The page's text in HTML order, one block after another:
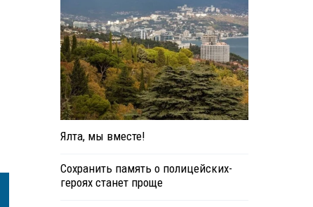
Ялта, мы вместе!
Сохранить память о полицейских-
героях станет проще